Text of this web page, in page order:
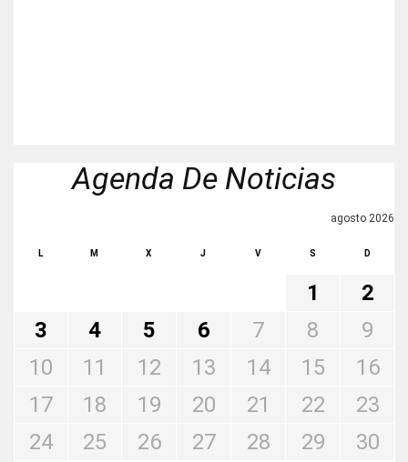
Agenda De Noticias
agosto 2026
L M X J V S D
1
2
3
4 5 6 7 8
9
10
11 12 13 14 15
16
17
18 19 20 21 22
23
24
25 26 27 28 29 30